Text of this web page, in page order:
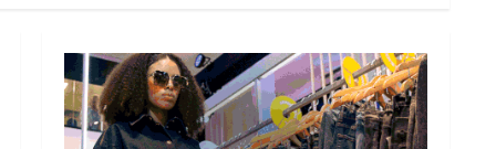
1
Renata Caixeta assume
Movimento Sou de
Algodão
5 de agosto de 2026